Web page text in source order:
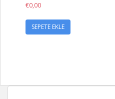
€0,00
SEPETE EKLE